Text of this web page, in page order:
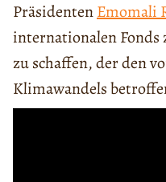
PräsidentenEmomali
internationalen Fonds
zu schaffen, der den
Klimawandels